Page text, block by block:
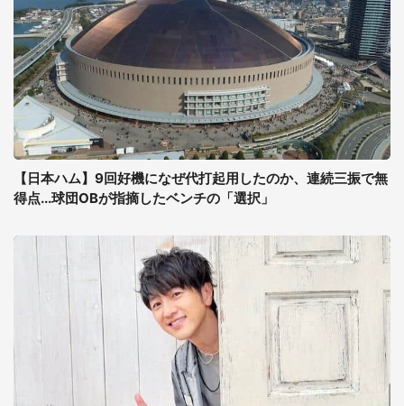
【日本ハム】9回好機になぜ代打起用したのか、連続三振で無
得点...球団OBが指摘したベンチの「選択」